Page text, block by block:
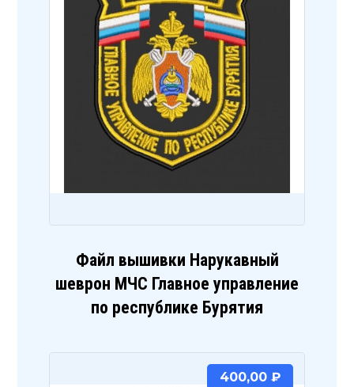
Файл вышивки Нарукавный
шеврон МЧС Главное управление
по республике Бурятия
400,00 ₽